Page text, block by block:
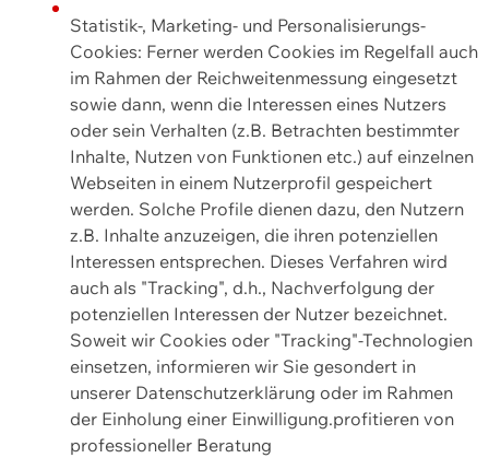
Statistik-, Marketing- und Personalisierungs-
Cookies: Ferner werden Cookies im Regelfall auch
im Rahmen der Reichweitenmessung eingesetzt
sowie dann, wenn die Interessen eines Nutzers
oder sein Verhalten (z.B. Betrachten bestimmter
Inhalte, Nutzen von Funktionen etc.) auf einzelnen
Webseiten in einem Nutzerprofil gespeichert
werden. Solche Profile dienen dazu, den Nutzern
z.B. Inhalte anzuzeigen, die ihren potenziellen
Interessen entsprechen. Dieses Verfahren wird
auch als "Tracking", d.h., Nachverfolgung der
potenziellen Interessen der Nutzer bezeichnet.
Soweit wir Cookies oder "Tracking"-Technologien
einsetzen, informieren wir Sie gesondert in
unserer Datenschutzerklärung oder im Rahmen
der Einholung einer Einwilligung.profitieren von
professioneller Beratung